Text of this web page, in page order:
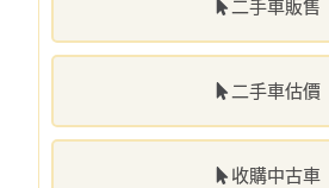
二手車販售
二手車估價
收購中古車